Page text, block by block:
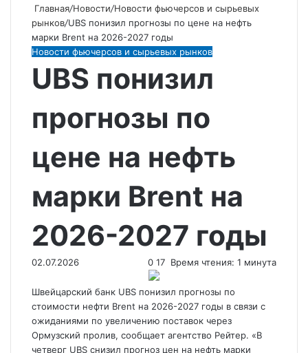
Главная/Новости/Новости фьючерсов и сырьевых
рынков/UBS понизил прогнозы по цене на нефть
марки Brent на 2026-2027 годы
Новости фьючерсов и сырьевых рынков
UBS понизил
прогнозы по
цене на нефть
марки Brent на
2026-2027 годы
02.07.2026 0 17 Время чтения: 1 минута
Швейцарский банк UBS понизил прогнозы по
стоимости нефти Brent на 2026-2027 годы в связи с
ожиданиями по увеличению поставок через
Ормузский пролив, сообщает агентство Рейтер. «В
четверг UBS снизил прогноз цен на нефть марки